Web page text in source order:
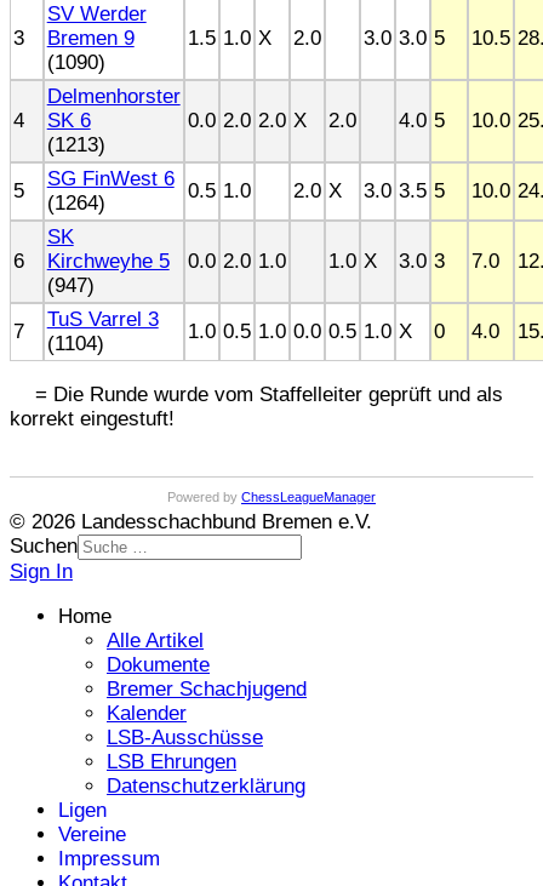
3
SV Werder
Bremen 9
(1090)
1.5 1.0 X 2.0 3.0 3.0 5 10.5
4
Delmenhorster
SK 6
(1213)
0.0 2.0 2.0 X 2.0 4.0 5 10.0
5
SG FinWest 6
(1264)
0.5 1.0 2.0 X 3.0 3.5 5 10.0
6
SK
Kirchweyhe 5
(947)
0.0 2.0 1.0 1.0 X 3.0 3 7.0
7
TuS Varrel 3
(1104)
1.0 0.5 1.0 0.0 0.5 1.0 X 0 4.0
= Die Runde wurde vom Staffelleiter geprüft und als
korrekt eingestuft!
Powered by ChessLeagueManager
© 2026 Landesschachbund Bremen e.V.
Suchen
Sign In
Home
Alle Artikel
Dokumente
Bremer Schachjugend
Kalender
LSB-Ausschüsse
LSB Ehrungen
Datenschutzerklärung
Ligen
Vereine
Impressum